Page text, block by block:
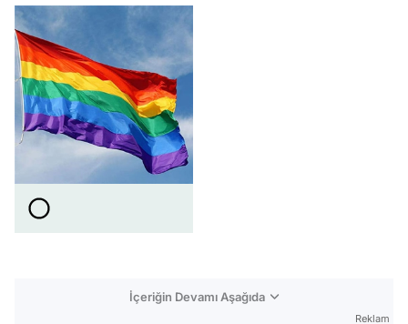
İçeriğin Devamı Aşağıda
Reklam